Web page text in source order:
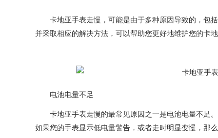
卡地亚手表走慢，可能是由于多种原因导致的，包括
并采取相应的解决方法，可以帮助您更好地维护您的卡地
电池电量不足
卡地亚手表走慢的最常见原因之一是电池电量不足。
如果您的手表显示低电量警告，或者走时明显变慢，那